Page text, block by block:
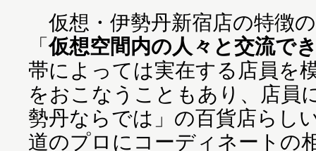
仮想・伊勢丹新宿店の特徴
「仮想空間内の人々と交流で
帯によっては実在する店員を
をおこなうこともあり、店員
勢丹ならでは」の百貨店らし
道のプロにコーディネートの